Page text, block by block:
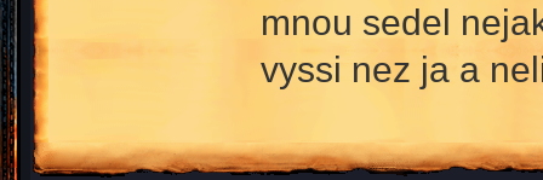
mnou sedel
vyssi nez ja a